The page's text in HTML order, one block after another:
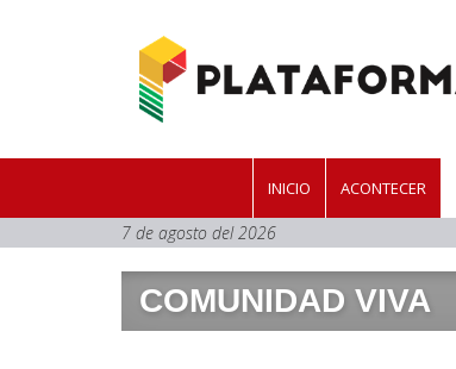
INICIO ACONTECER
7 de agosto del 2026
COMUNIDAD VIVA